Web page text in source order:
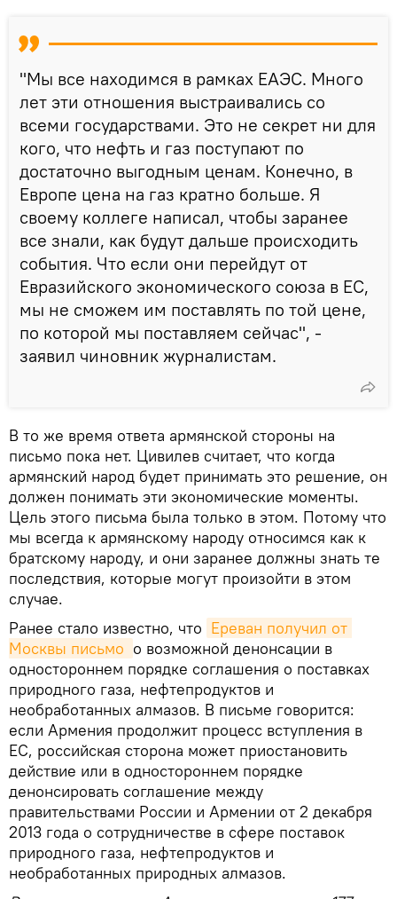
"Мы все находимся в рамках ЕАЭС. Много
лет эти отношения выстраивались со
всеми государствами. Это не секрет ни для
кого, что нефть и газ поступают по
достаточно выгодным ценам. Конечно, в
Европе цена на газ кратно больше. Я
своему коллеге написал, чтобы заранее
все знали, как будут дальше происходить
события. Что если они перейдут от
Евразийского экономического союза в ЕС,
мы не сможем им поставлять по той цене,
по которой мы поставляем сейчас", -
заявил чиновник журналистам.
В то же время ответа армянской стороны на
письмо пока нет. Цивилев считает, что когда
армянский народ будет принимать это решение, он
должен понимать эти экономические моменты.
Цель этого письма была только в этом. Потому что
мы всегда к армянскому народу относимся как к
братскому народу, и они заранее должны знать те
последствия, которые могут произойти в этом
случае.
Ранее стало известно, что Ереван получил от
Москвы письмо о возможной денонсации в
одностороннем порядке соглашения о поставках
природного газа, нефтепродуктов и
необработанных алмазов. В письме говорится:
если Армения продолжит процесс вступления в
ЕС, российская сторона может приостановить
действие или в одностороннем порядке
денонсировать соглашение между
правительствами России и Армении от 2 декабря
2013 года о сотрудничестве в сфере поставок
природного газа, нефтепродуктов и
необработанных природных алмазов.